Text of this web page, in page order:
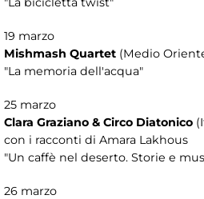
19 marzo
Mishmash Quartet (Medio
"La memoria dell'acqua"
25 marzo
Clara Graziano & Circo Diatonico
con i racconti di Amara Lakhous
"Un caffè nel deserto. Storie e
26 marzo